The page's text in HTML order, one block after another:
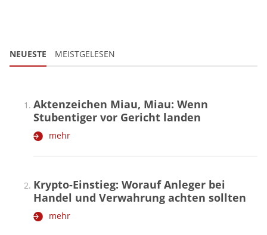
NEUESTE MEISTGELESEN
Aktenzeichen Miau, Miau: Wenn
Stubentiger vor Gericht landen
mehr
Krypto-Einstieg: Worauf Anleger bei
Handel und Verwahrung achten sollten
mehr